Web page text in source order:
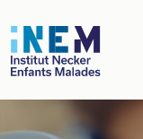
Aller au contenu